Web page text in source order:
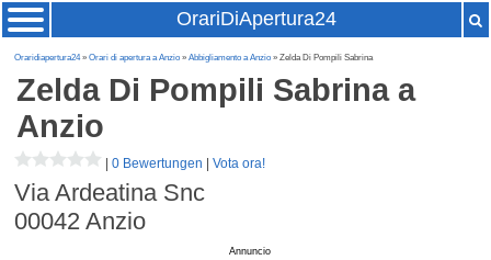
OrariDiApertura24
Oraridiapertura24»Orari di apertura a Anzio »Abbigliamento a Anzio » Zelda Di Pompili Sabrina
Zelda Di Pompili Sabrinaa
Anzio
|0 Bewertungen |Vota ora!
Via Ardeatina Snc
00042 Anzio
Annuncio